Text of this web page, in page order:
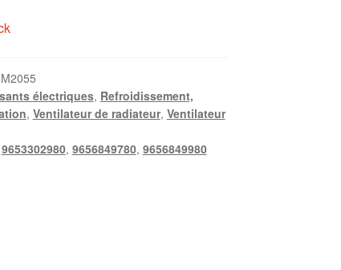
électriques, Refroidissement,
, Ventilateur de radiateur, Ventilateur
9653302980, 9656849780, 9656849980